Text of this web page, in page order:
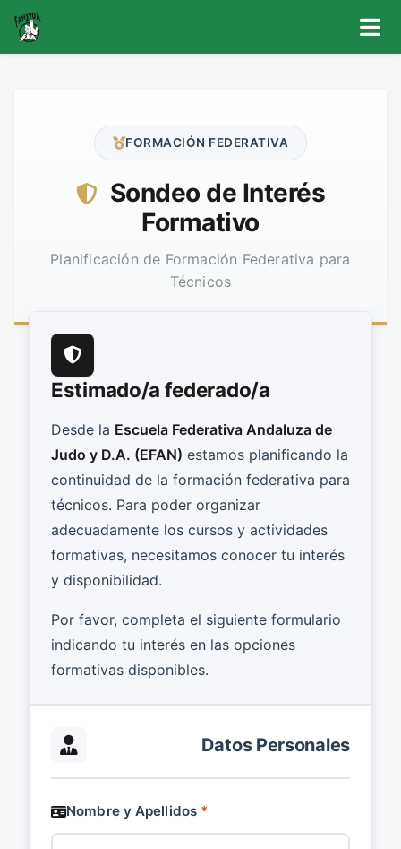
FORMACIÓN FEDERATIVA
Sondeo de Interés
Formativo
Planificación de Formación Federativa para
Técnicos
Estimado/a federado/a
Desde la Escuela Federativa Andaluza de
Judo y D.A. (EFAN) estamos planificando la
continuidad de la formación federativa para
técnicos. Para poder organizar
adecuadamente los cursos y actividades
formativas, necesitamos conocer tu interés
y disponibilidad.
Por favor, completa el siguiente formulario
indicando tu interés en las opciones
formativas disponibles.
Datos Personales
Nombre y Apellidos *